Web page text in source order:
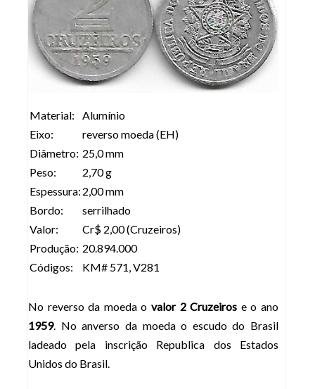
Material:
Eixo:
Diâmetro:
Peso:
Espessura:
Bordo:
Valor:
Produção:
Códigos:
Alumínio
reverso moeda (EH)
25,0 mm
2,70 g
2,00 mm
serrilhado
Cr$ 2,00 (Cruzeiros)
20.894.000
KM# 571, V281
No reverso da moeda o valor 2 Cruzeiros e o ano
1959. No anverso da moeda o escudo do Brasil
ladeado pela inscrição Republica dos Estados
Unidos do Brasil.